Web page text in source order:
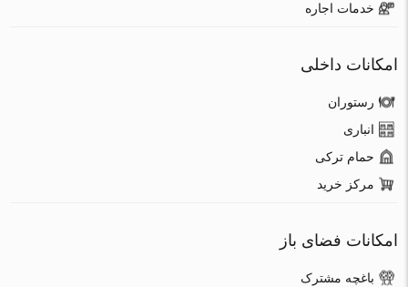
خدمات اجاره
امکانات داخلی
رستوران
انباری
حمام ترکی
مرکز خرید
امکانات فضای باز
باغچه مشترک